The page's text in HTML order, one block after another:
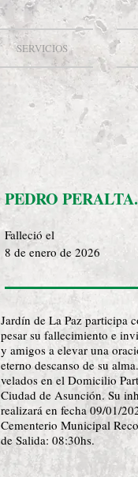
SERVICIOS
PEDRO PERALTA.
8 de enero de 2026
Jardín de La Paz participa
pesar su fallecimiento e
y amigos a elevar una
eterno descanso de su
velados en el Domicilio
Ciudad de Asunción. Su
realizará en fecha 09/01/
Cementerio Municipal
de Salida: 08:30hs.
Falleció el